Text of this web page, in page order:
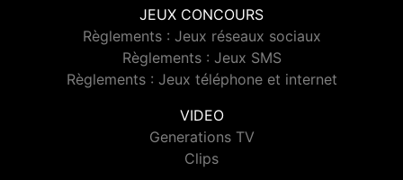
JEUX CONCOURS
Règlements : Jeux réseaux sociaux
Règlements : Jeux SMS
Règlements : Jeux téléphone et internet
VIDEO
Generations TV
Clips